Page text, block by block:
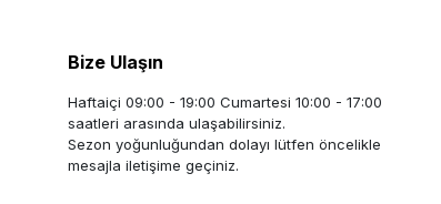
Bize Ulaşın
Haftaiçi 09:00 - 19:00 Cumartesi 10:00 - 17:00
saatleri arasında ulaşabilirsiniz.
Sezon yoğunluğundan dolayı lütfen öncelikle
mesajla iletişime geçiniz.